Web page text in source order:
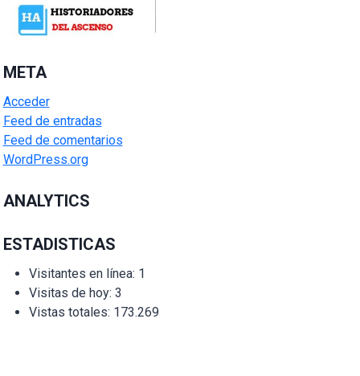
META
Acceder
Feed de entradas
Feed de comentarios
WordPress.org
ANALYTICS
ESTADISTICAS
Visitantes en línea: 1
Visitas de hoy: 3
Vistas totales: 173.269